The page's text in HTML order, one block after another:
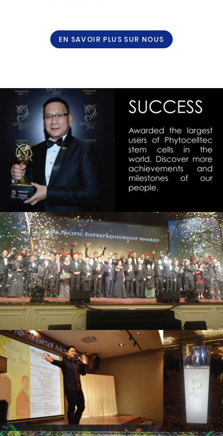
EN SAVOIR PLUS SUR NOUS